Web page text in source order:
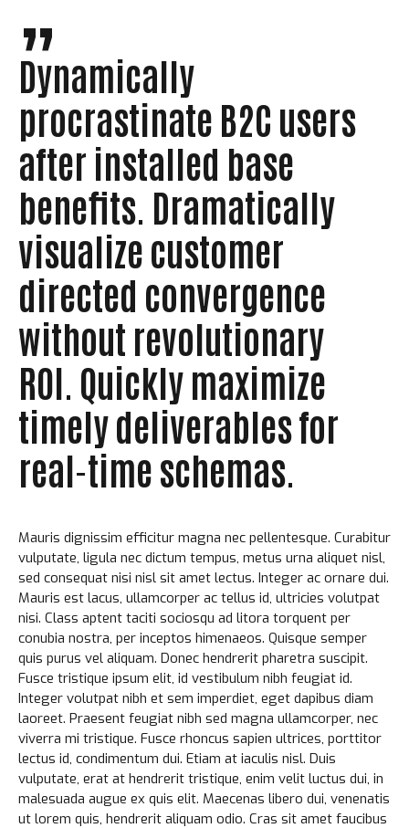
Dynamically
procrastinate B2C users
after installed base
benefits. Dramatically
visualize customer
directed convergence
without revolutionary
ROI. Quickly maximize
timely deliverables for
real-time schemas.
Mauris dignissim efficitur magna nec pellentesque. Curabitur
vulputate, ligula nec dictum tempus, metus urna aliquet nisl,
sed consequat nisi nisl sit amet lectus. Integer ac ornare dui.
Mauris est lacus, ullamcorper ac tellus id, ultricies volutpat
nisi. Class aptent taciti sociosqu ad litora torquent per
conubia nostra, per inceptos himenaeos. Quisque semper
quis purus vel aliquam. Donec hendrerit pharetra suscipit.
Fusce tristique ipsum elit, id vestibulum nibh feugiat id.
Integer volutpat nibh et sem imperdiet, eget dapibus diam
laoreet. Praesent feugiat nibh sed magna ullamcorper, nec
viverra mi tristique. Fusce rhoncus sapien ultrices, porttitor
lectus id, condimentum dui. Etiam at iaculis nisl. Duis
vulputate, erat at hendrerit tristique, enim velit luctus dui, in
malesuada augue ex quis elit. Maecenas libero dui, venenatis
ut lorem quis, hendrerit aliquam odio. Cras sit amet faucibus